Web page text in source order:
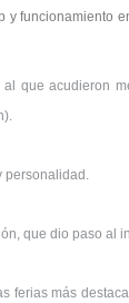
y funcionamiento
que acudieron
personalidad.
que dio paso al
más